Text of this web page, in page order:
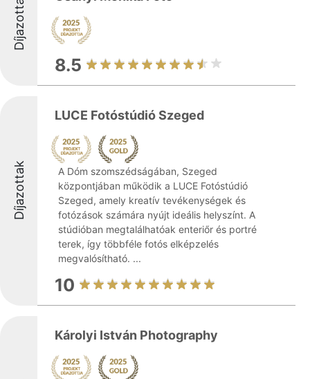
Díjazottak
8.5
Díjazottak
LUCE Fotóstúdió Szeged
A Dóm szomszédságában, Szeged
központjában működik a LUCE Fotóstúdió
Szeged, amely kreatív tevékenységek és
fotózások számára nyújt ideális helyszínt. A
stúdióban megtalálhatóak enteriőr és portré
terek, így többféle fotós elképzelés
megvalósítható. ...
10
Károlyi István Photography